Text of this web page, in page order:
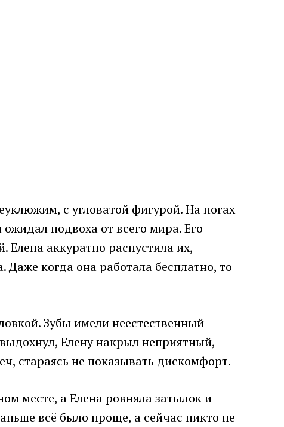
с угловатой фигурой. На ногах
подвоха от всего мира. Его
аккуратно распустила их,
когда она работала бесплатно, то
Зубы имели неестественный
Елену накрыл неприятный,
стараясь не показывать дискомфорт.
месте, а Елена ровняла затылок и
всё было проще, а сейчас никто не